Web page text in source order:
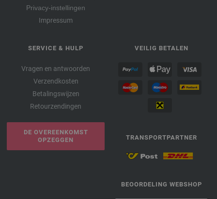
Privacy-instellingen
Impressum
SERVICE & HULP
Vragen en antwoorden
Verzendkosten
Betalingswijzen
Retourzendingen
DE OVEREENKOMST
OPZEGGEN
VEILIG BETALEN
TRANSPORTPARTNER
BEOORDELING WEBSHOP